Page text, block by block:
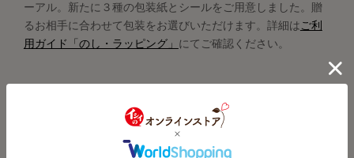
ーアル。新たに３種の包装紙とシールをご用意しました。贈
るお相手に合わせて包装をお選びいただけます。詳細はご利
用ガイド「のし・ラッピング」 にてご確認ください。